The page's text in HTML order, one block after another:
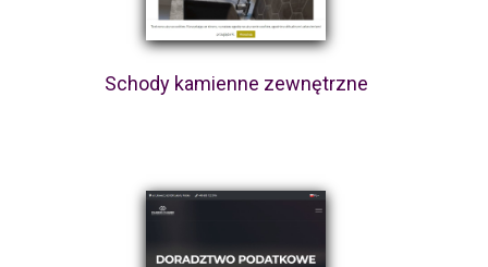
Schody kamienne zewnętrzne